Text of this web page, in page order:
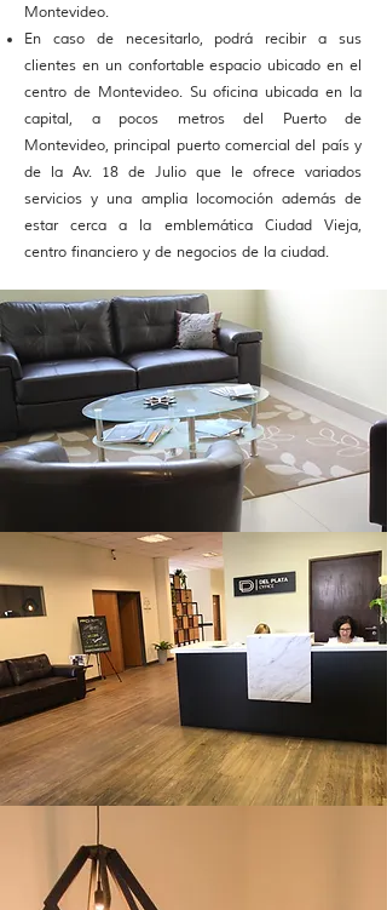
Montevideo.
En caso de necesitarlo, podrá recibir a sus
clientes en un confortable espacio ubicado en el
centro de Montevideo. Su oficina ubicada en la
capital, a pocos metros del Puerto de
Montevideo, principal puerto comercial del país y
de la Av. 18 de Julio que le ofrece variados
servicios y una amplia locomoción además de
estar cerca a la emblemática Ciudad Vieja,
centro financiero y de negocios de la ciudad.